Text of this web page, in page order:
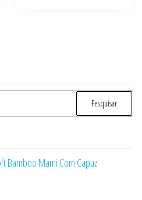
Pesquisar
Bamboo Mami Com Capuz